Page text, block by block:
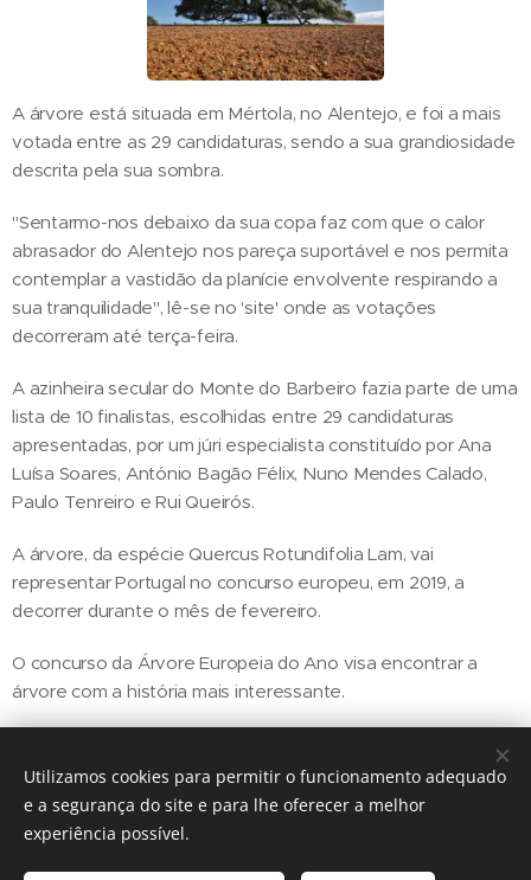
A árvore está situada em Mértola, no Alentejo, e foi a mais
votada entre as 29 candidaturas, sendo a sua grandiosidade
descrita pela sua sombra.
"Sentarmo-nos debaixo da sua copa faz com que o calor
abrasador do Alentejo nos pareça suportável e nos permita
contemplar a vastidão da planície envolvente respirando a
sua tranquilidade", lê-se no 'site' onde as votações
decorreram até terça-feira.
A azinheira secular do Monte do Barbeiro fazia parte de uma
lista de 10 finalistas, escolhidas entre 29 candidaturas
apresentadas, por um júri especialista constituído por Ana
Luísa Soares, António Bagão Félix, Nuno Mendes Calado,
Paulo Tenreiro e Rui Queirós.
A árvore, da espécie Quercus Rotundifolia Lam, vai
representar Portugal no concurso europeu, em 2019, a
decorrer durante o mês de fevereiro.
O concurso da Árvore Europeia do Ano visa encontrar a
árvore com a história mais interessante.
Share
Utilizamos cookies para permitir o funcionamento adequado
e a segurança do site e para lhe oferecer a melhor
experiência possível.